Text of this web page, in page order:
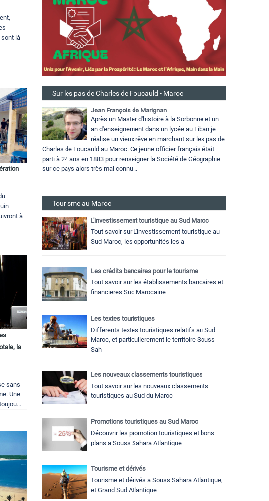
sont là
à
la
sans
Une
Sur les pas de Charles de Foucauld - Maroc
Jean François de Marignan
Après un Master d'histoire à la Sorbonne et un
an d'enseignement dans un lycée au Liban je
réalise un vieux rêve en marchant sur les pas de
Charles de Foucauld au Maroc. Ce jeune officier français était
parti à 24 ans en 1883 pour renseigner la Société de Géographie
sur ce pays alors très mal connu...
Tourisme au Maroc
L'investissement touristique au Sud Maroc
Tout savoir sur L'investissement touristique au
Sud Maroc, les opportunités les a
Les crédits bancaires pour le tourisme
Tout savoir sur les établissements bancaires et
financieres Sud Marocaine
Les textes touristiques
Differents textes touristiques relatifs au Sud
Maroc, et particulierement le territoire Souss
Sah
Les nouveaux classements touristiques
Tout savoir sur les nouveaux classements
touristiques au Sud du Maroc
Promotions touristiques au Sud Maroc
Découvrir les promotion touristiques et bons
plans a Souss Sahara Atlantique
Tourisme et dérivés
Tourisme et dérivés a Souss Sahara Atlantique,
et Grand Sud Atlantique